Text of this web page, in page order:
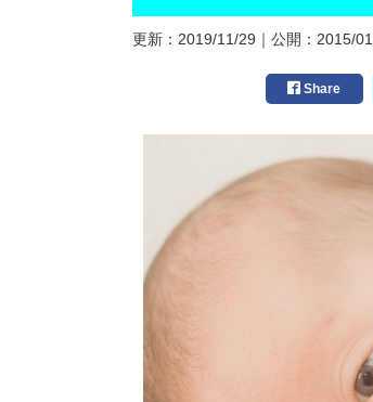
更新： 2019/11/29 ｜公開： 2015/
Share